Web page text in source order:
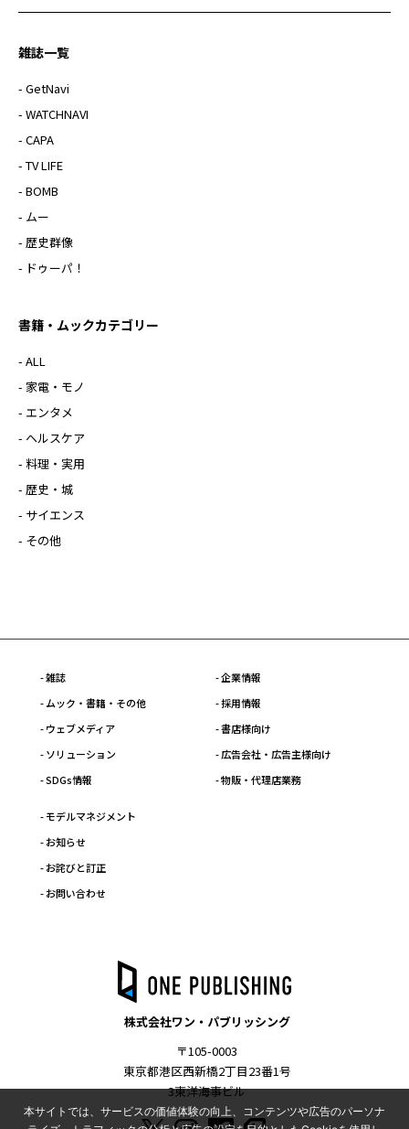
雑誌一覧
- GetNavi
- WATCHNAVI
- CAPA
- TV LIFE
- BOMB
- ムー
- 歴史群像
- ドゥーパ！
書籍・ムックカテゴリー
- ALL
- 家電・モノ
- エンタメ
- ヘルスケア
- 料理・実用
- 歴史・城
- サイエンス
- その他
- 雑誌
- ムック・書籍・その他
- ウェブメディア
- ソリューション
- SDGs情報
- 企業情報
- 採用情報
- 書店様向け
- 広告会社・広告主様向け
- 物販・代理店業務
- モデルマネジメント
- お知らせ
- お詫びと訂正
- お問い合わせ
株式会社ワン・パブリッシング
〒105-0003
東京都港区西新橋2丁目23番1号
3東洋海事ビル
本サイトでは、サービスの価値体験の向上、コンテンツや広告のパーソナ